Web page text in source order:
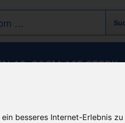
besseres Internet-Erlebnis
10x20CM 16F STERIL
günstigster Produktpreis